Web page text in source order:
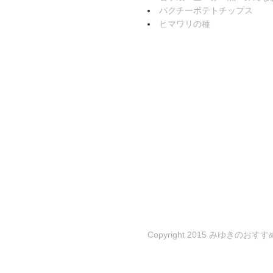
パクチーポテトチップス
ヒマワリの種
Copyright 2015 みゆきのおすす